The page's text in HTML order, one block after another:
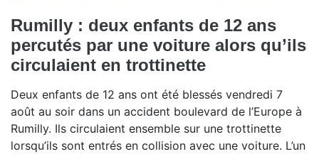
Rumilly : deux enfants de 12 ans
percutés par une voiture alors qu’ils
circulaient en trottinette
Deux enfants de 12 ans ont été blessés vendredi 7
août au soir dans un accident boulevard de l’Europe à
Rumilly. Ils circulaient ensemble sur une trottinette
lorsqu’ils sont entrés en collision avec une voiture. L’un